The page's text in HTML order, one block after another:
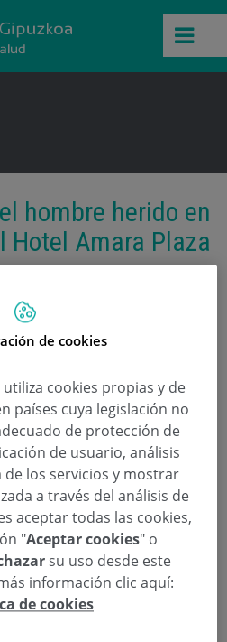
hombre herido en
Hotel Amara Plaza
,simulacro de evacuación
izquierdo y el los dos
secuelas tras la
de cookies
cookies propias y de
países cuya legislación no
de protección de
de usuario, análisis
los servicios y mostrar
a través del análisis de
aceptar todas las cookies,
"Aceptar cookies" o
su uso desde este
información clic aquí:
de cookies